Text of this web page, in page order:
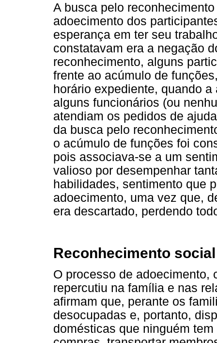
A busca pelo
adoecimento dos
esperança em ter seu
constatavam era a negação
reconhecimento, alguns
frente ao acúmulo de
horário expediente, quando
alguns funcionários (ou
atendiam os pedidos de
da busca pelo
o acúmulo de funções foi
pois associava-se a um
valioso por desempenhar
habilidades, sentimento que
adoecimento, uma vez que,
era descartado, perdendo
Reconhecimento
O processo de adoecimento,
repercutiu na família e nas
afirmam que, perante os
desocupadas e, portanto,
domésticas que ninguém